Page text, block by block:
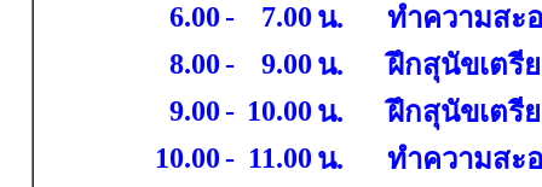
6.00- 7.00 น.
ทำความสะ
8.00- 9.00 น. ฝึกสุนัขเตรี
9.00- 10.00 น. ฝึกสุนัขเตรี
10.00- 11.00 น. ทำความสะ